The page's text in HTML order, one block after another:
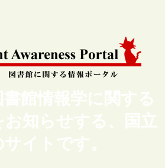
書館情報学に関する
お知らせする、国立
イトです。